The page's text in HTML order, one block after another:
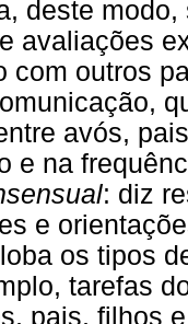
deste
avaliações
com outros
avós,
e na
: diz
e
os tipos
tarefas
pais, filhos